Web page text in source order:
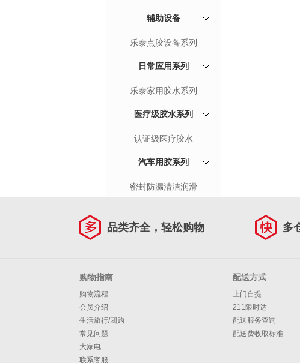
辅助设备
乐泰点胶设备系列
日常应用系列
乐泰家用胶水系列
医疗级胶水系列
认证级医疗胶水
汽车用胶系列
密封防漏清洁润滑
品类齐全，轻松购物 多
购物指南
购物流程
会员介绍
生活旅行/团购
常见问题
大家电
联系客服
配送方式
上门自提
211限时达
配送服务查询
配送费收取标准